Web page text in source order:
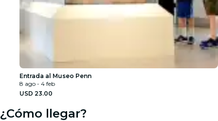
Entrada al Museo Penn
8 ago - 4 feb
USD 23.00
¿Cómo llegar?